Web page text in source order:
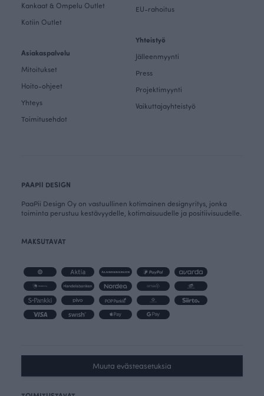
Kankaat & Ompelu Outlet
Kotiin Outlet
Asiakaspalvelu
Mitoitukset
Hoito-ohjeet
Yhteys
Toimitusehdot
EU-rahoitus
Yhteistyö
Jälleenmyynti
Press
Projektimyynti
Vaikuttajayhteistyö
PAAPII DESIGN
PaaPii Design Oy on vastuullinen kotimainen designyritys, jonka
toiminta perustuu kestävyydelle, kotimaisuudelle ja positiivisuudelle.
MAKSUTAVAT
Muuta evästeasetuksia